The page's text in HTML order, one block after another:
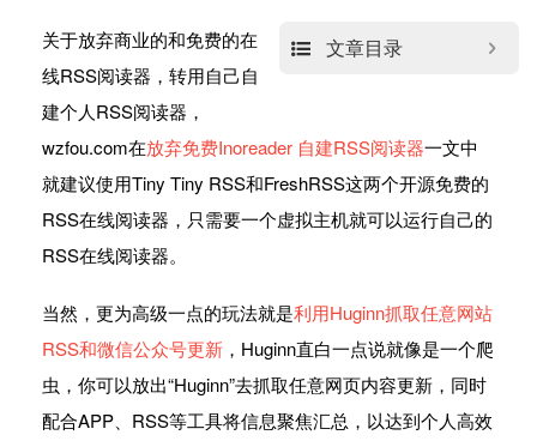
文章目录
关于放弃商业的和免费的在
线RSS阅读器，转用自己自
建个人RSS阅读器，
wzfou.com在放弃免费Inoreader 自建RSS阅读器一文中
就建议使用Tiny Tiny RSS和FreshRSS这两个开源免费的
RSS在线阅读器，只需要一个虚拟主机就可以运行自己的
RSS在线阅读器。
当然，更为高级一点的玩法就是利用Huginn抓取任意网站
RSS和微信公众号更新 ，Huginn直白一点说就像是一个爬
虫，你可以放出“Huginn”去抓取任意网页内容更新，同时
配合APP、RSS等工具将信息聚焦汇总，以达到个人高效